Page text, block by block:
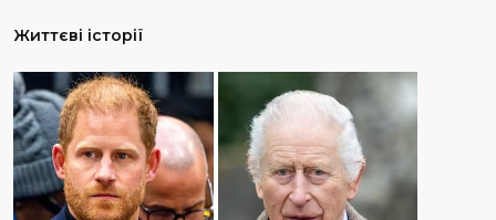
Життєві історії